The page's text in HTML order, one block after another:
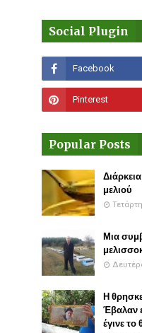
Social Plugin
Popular Posts
μελιού
Μια
Η
Έβαλαν
έγινε